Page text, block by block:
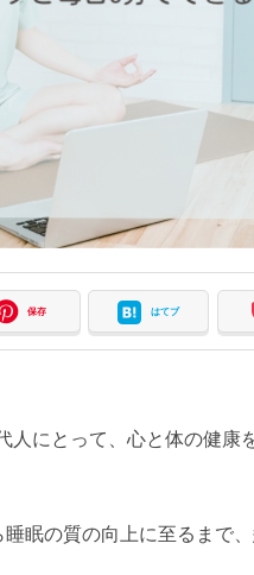
保存 はてブ
にとって、心と体の健康
眠の質の向上に至るまで